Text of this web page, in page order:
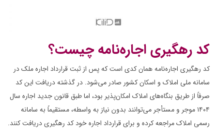
کد رهگیری اجاره‌نامه چیست؟
کد رهگیری اجاره‌نامه همان کدی است که پس از ثبت قرارداد اجاره ملک در
سامانه ملی املاک و اسکان کشور صادر می‌شود. در گذشته دریافت این کد
صرفاً از طریق بنگاه‌های املاک امکان‌پذیر بود، اما طبق قانون جدید اجاره سال
۱۴۰۴ موجر و مستأجر می‌توانند بدون نیاز به واسطه، مستقیماً به سامانه
رسمی املاک مراجعه کرده و برای قرارداد اجاره خود کد رهگیری دریافت کنند.